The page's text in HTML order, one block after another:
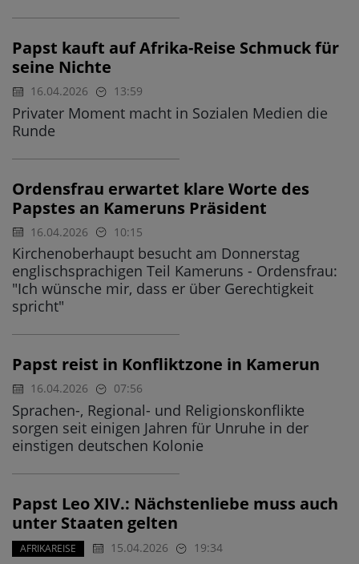
Papst kauft auf Afrika-Reise Schmuck für
seine Nichte
16.04.2026 13:59
Privater Moment macht in Sozialen Medien die
Runde
Ordensfrau erwartet klare Worte des
Papstes an Kameruns Präsident
16.04.2026 10:15
Kirchenoberhaupt besucht am Donnerstag
englischsprachigen Teil Kameruns - Ordensfrau:
"Ich wünsche mir, dass er über Gerechtigkeit
spricht"
Papst reist in Konfliktzone in Kamerun
16.04.2026 07:56
Sprachen-, Regional- und Religionskonflikte
sorgen seit einigen Jahren für Unruhe in der
einstigen deutschen Kolonie
Papst Leo XIV.: Nächstenliebe muss auch
unter Staaten gelten
AFRIKAREISE 15.04.2026 19:34